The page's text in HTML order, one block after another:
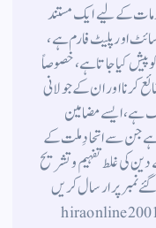
کے لیے ایک مستند
اور پلیٹ فارم ہے ،
پیش کیا جاتا ہے ، خصوصاً
کرنا اور ان کے جولانی
ہے ، ایسے مضامین
جن سے اتحادِ ملت کے
کی غلط تفہیم وتشریح
نمبر پر ارسال کریں